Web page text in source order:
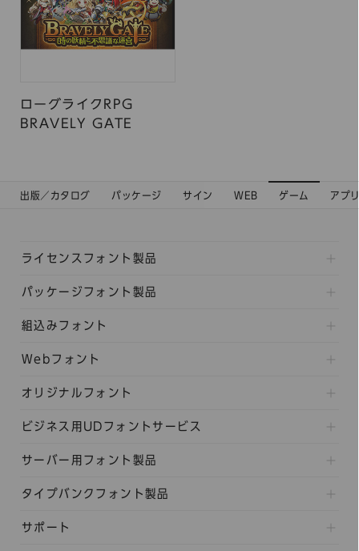
ローグライクRPG
BRAVELY GATE
出版／カタログ パッケージ サイン WEB ゲーム アプ
ライセンスフォント製品
パッケージフォント製品
組込みフォント
Webフォント
オリジナルフォント
ビジネス用UDフォントサービス
サーバー用フォント製品
タイプバンクフォント製品
サポート